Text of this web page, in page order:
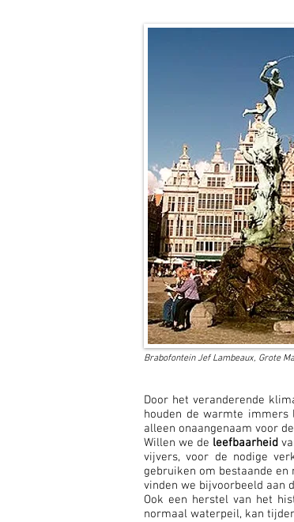
Brabofontein Jef Lambeaux, Grote
Door het veranderende
houden de warmte
alleen onaangenaam voor
Willen we de leefbaarheid
vijvers, voor de nodige
gebruiken om bestaande
vinden we bijvoorbeeld aan
Ook een herstel van het
normaal waterpeil, kan